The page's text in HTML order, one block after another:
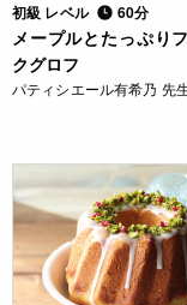
初級 レベル 60分
メープルとたっぷり
クグロフ
パティシエール有希乃 先